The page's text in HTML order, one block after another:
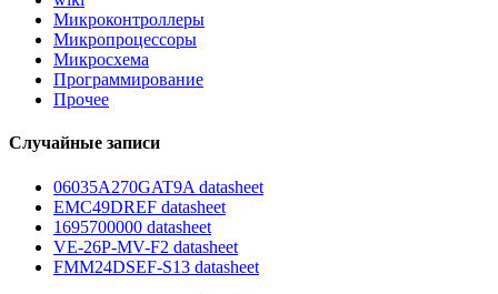
Микроконтроллеры
Микропроцессоры
Микросхема
Программирование
Прочее
Случайные записи
06035A270GAT9A datasheet
EMC49DREF datasheet
1695700000 datasheet
VE-26P-MV-F2 datasheet
FMM24DSEF-S13 datasheet